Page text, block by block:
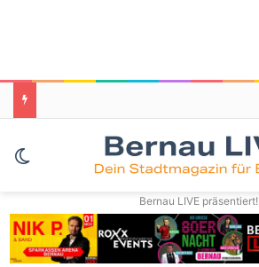
Skin umschalten
Bernau LIVE präsentiert!